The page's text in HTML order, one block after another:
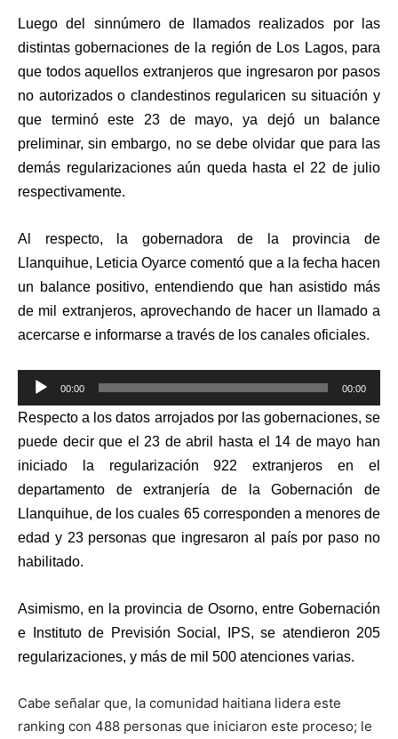
Luego del sinnúmero de llamados realizados por las
distintas gobernaciones de la región de Los Lagos, para
que todos aquellos extranjeros que ingresaron por pasos
no autorizados o clandestinos regularicen su situación y
que terminó este 23 de mayo, ya dejó un balance
preliminar, sin embargo, no se debe olvidar que para las
demás regularizaciones aún queda hasta el 22 de julio
respectivamente.
Al respecto, la gobernadora de la provincia de
Llanquihue, Leticia Oyarce comentó que a la fecha hacen
un balance positivo, entendiendo que han asistido más
de mil extranjeros, aprovechando de hacer un llamado a
acercarse e informarse a través de los canales oficiales.
Reproductor
de
audio
00:00 00:00
Respecto a los datos arrojados por las gobernaciones, se
puede decir que el 23 de abril hasta el 14 de mayo han
iniciado la regularización 922 extranjeros en el
departamento de extranjería de la Gobernación de
Llanquihue, de los cuales 65 corresponden a menores de
edad y 23 personas que ingresaron al país por paso no
habilitado.
Asimismo, en la provincia de Osorno, entre Gobernación
e Instituto de Previsión Social, IPS, se atendieron 205
regularizaciones, y más de mil 500 atenciones varias.
Cabe señalar que, la comunidad haitiana lidera este
ranking con 488 personas que iniciaron este proceso; le